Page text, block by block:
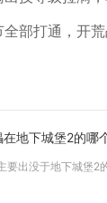
部打通，开
地下城堡2的哪